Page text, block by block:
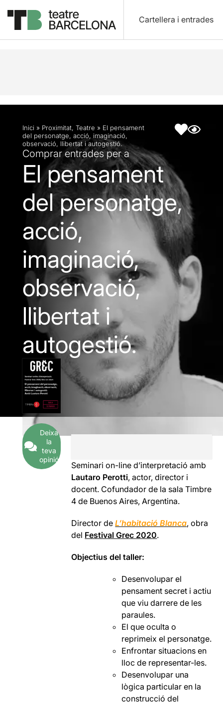
Cartellera i entrades
Descripció Fitxa artística
Inici » Proximitat, Teatre » El pensament
del personatge, acció, imaginació,
observació, llibertat i autogestió.
Comprar entrades per a
El pensament
del personatge,
acció,
imaginació,
observació,
llibertat i
autogestió.
Deixa
la
teva
opinió
Seminari on-line d’interpretació amb
Lautaro Perotti, actor, director i
docent. Cofundador de la sala Timbre
4 de Buenos Aires, Argentina.
Director deL’habitació Blanca, obra
del Festival Grec 2020.
Objectius del taller:
Desenvolupar el
pensament secret i actiu
que viu darrere de les
paraules.
El que oculta o
reprimeix el personatge.
Enfrontar situacions en
lloc de representar-les.
Desenvolupar una
lògica particular en la
construcció del